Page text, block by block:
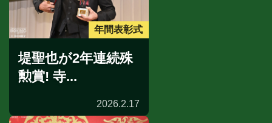
年間表彰式
堤聖也が2年連続殊
勲賞! 寺...
2026.2.17